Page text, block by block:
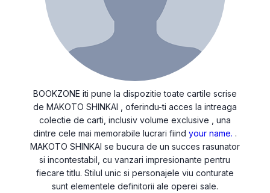
BOOKZONE iti pune la dispozitie toate cartile scrise
de MAKOTO SHINKAI , oferindu-ti acces la intreaga
colectie de carti, inclusiv volume exclusive , una
dintre cele mai memorabile lucrari fiind your name. .
MAKOTO SHINKAI se bucura de un succes rasunator
si incontestabil, cu vanzari impresionante pentru
fiecare titlu. Stilul unic si personajele viu conturate
sunt elementele definitorii ale operei sale.